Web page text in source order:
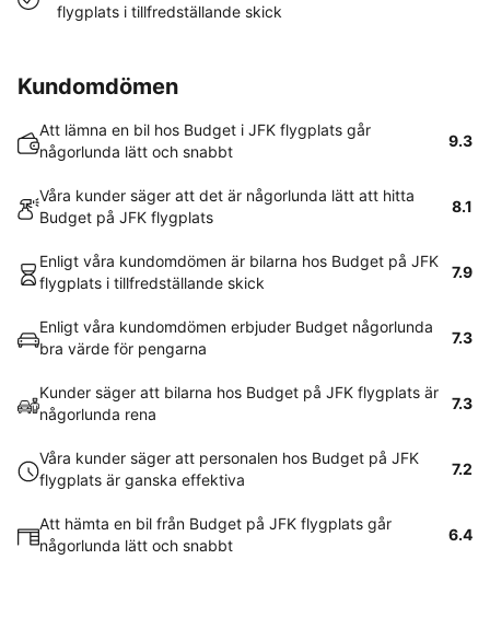
flygplats i tillfredställande skick
Kundomdömen
Att lämna en bil hos Budget i JFK flygplats går
någorlunda lätt och snabbt
9.3
Våra kunder säger att det är någorlunda lätt att hitta
Budget på JFK flygplats
8.1
Enligt våra kundomdömen är bilarna hos Budget på JFK
flygplats i tillfredställande skick
7.9
Enligt våra kundomdömen erbjuder Budget någorlunda
bra värde för pengarna
7.3
Kunder säger att bilarna hos Budget på JFK flygplats är
någorlunda rena
7.3
Våra kunder säger att personalen hos Budget på JFK
flygplats är ganska effektiva
7.2
Att hämta en bil från Budget på JFK flygplats går
någorlunda lätt och snabbt
6.4